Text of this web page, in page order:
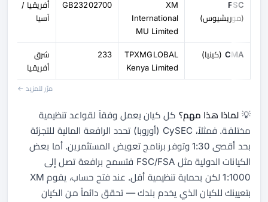
FSC
(موريشيوس)
XM
International
MU Limited
GB23202700
أفريقيا /
آسيا
CMA (كينيا)
TPXMGLOBAL
Kenya Limited
233
شرق
أفريقيا
مرّر للمزيد ←
💡 لماذا هذا مهم؟ كل كيان يعمل وفقاً لقواعد تنظيمية
مختلفة. فمثلاً، CySEC (أوروبا) تحدد الرافعة المالية للتجزئة
بحد أقصى 1:30 وتوفر برنامج تعويض المستثمرين. أما بعض
الكيانات الدولية مثل FSC/FSA فتسمح برافعة تصل إلى
1:1000 لكن بحماية تنظيمية أقل. عند فتح حساب، يقوم XM
بتعيينك للكيان الذي يخدم بلدك — تحقق دائماً من الكيان